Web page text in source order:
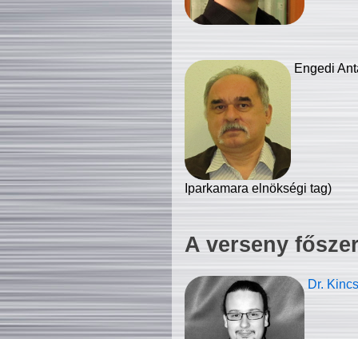
Engedi
Iparkamara elnökségi tag)
A verseny
Dr.